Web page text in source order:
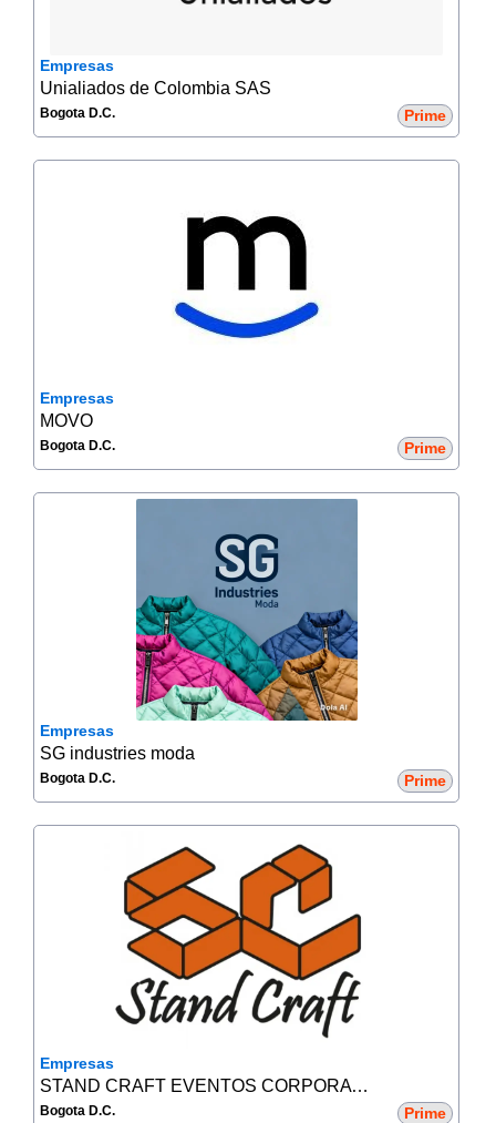
Empresas
Unialiados de Colombia SAS
Bogota D.C. Prime
Empresas
MOVO
Bogota D.C. Prime
Empresas
SG industries moda
Bogota D.C. Prime
Empresas
STAND CRAFT EVENTOS CORPORATIVOS
Bogota D.C. Prime